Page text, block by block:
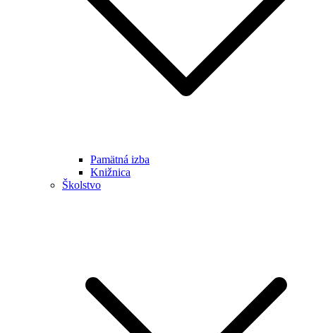
Pamätná izba
Knižnica
Školstvo